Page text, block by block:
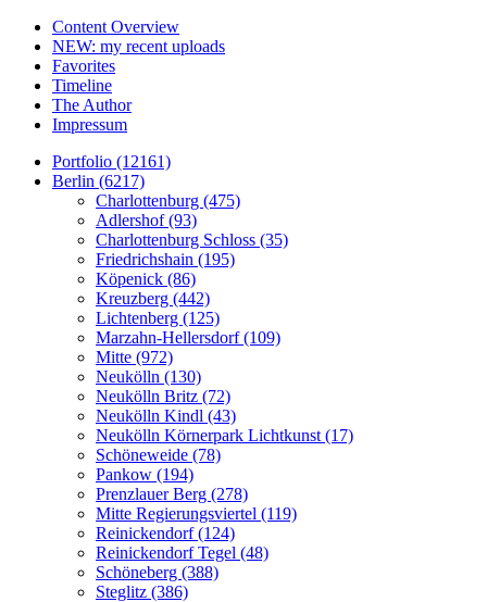
Content Overview
NEW: my recent uploads
Favorites
Timeline
The Author
Impressum
Portfolio (12161)
Berlin (6217)
Charlottenburg (475)
Adlershof (93)
Charlottenburg Schloss (35)
Friedrichshain (195)
Köpenick (86)
Kreuzberg (442)
Lichtenberg (125)
Marzahn-Hellersdorf (109)
Mitte (972)
Neukölln (130)
Neukölln Britz (72)
Neukölln Kindl (43)
Neukölln Körnerpark Lichtkunst (17)
Schöneweide (78)
Pankow (194)
Prenzlauer Berg (278)
Mitte Regierungsviertel (119)
Reinickendorf (124)
Reinickendorf Tegel (48)
Schöneberg (388)
Steglitz (386)